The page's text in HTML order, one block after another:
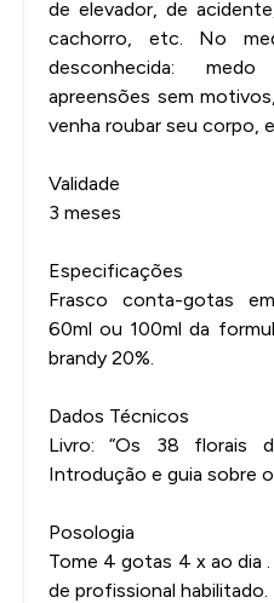
de elevador, de
cachorro, etc. No
desconhecida:
apreensões sem
venha roubar seu corpo,
Validade
3 meses
Especificações
Frasco conta-gotas
60ml ou 100ml da
brandy 20%.
Dados Técnicos
Livro: “Os 38 florais
Introdução e guia sobre
Posologia
Tome 4 gotas 4 x ao dia
de profissional habilitado.